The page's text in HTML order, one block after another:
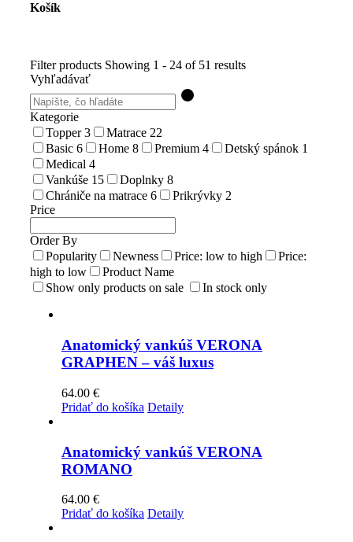
Košík
Filter products Showing 1 - 24 of 51 results
Vyhľadávať
Kategorie
Topper3 Matrace 22
Basic 6 Home 8 Premium 4 Detský spánok 1
Medical 4
Vankúše 15 Doplnky 8
Chrániče na matrace 6 Prikrývky 2
Price
Order By
Popularity
Newness Price: low to high
Price:
high to low
Product Name
Show only products on sale
In stock only
Anatomický vankúš VERONA
GRAPHEN – váš luxus
64.00 €
Pridať do košíka Detaily
Anatomický vankúš VERONA
ROMANO
64.00 €
Pridať do košíka Detaily